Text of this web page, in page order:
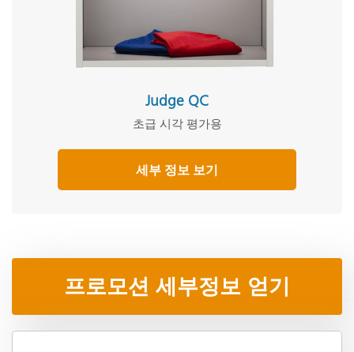
Judge QC
초급 시각 평가용
세부 정보 보기
프로모션 세부정보 얻기